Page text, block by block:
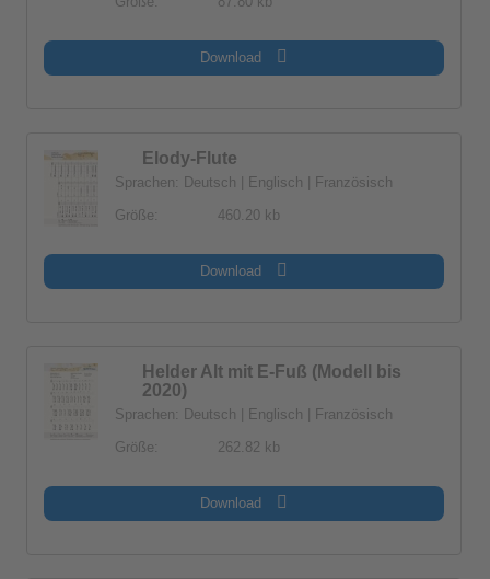
Download
Elody-Flute
Sprachen: Deutsch | Englisch | Französisch
Größe:
460.20 kb
Download
Helder Alt mit E-Fuß (Modell bis
2020)
Sprachen: Deutsch | Englisch | Französisch
Größe:
262.82 kb
Download